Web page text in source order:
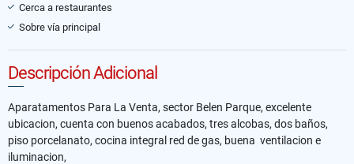
Cerca a restaurantes
Sobre vía principal
Descripción Adicional
Aparatamentos Para La Venta, sector Belen Parque, excelente
ubicacion, cuenta con buenos acabados, tres alcobas, dos baños,
piso porcelanato, cocina integral red de gas, buena ventilacion e
iluminacion,